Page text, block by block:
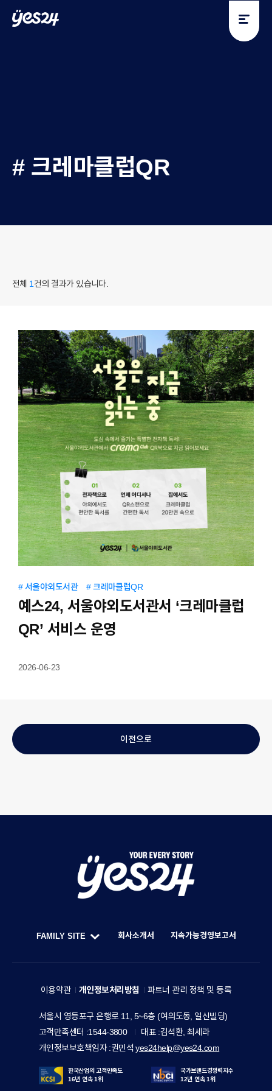
y
y
YES24 YES24 HISTORY 윤리경영 CI
BRAND
IR
MEDIA
STORY
# 크레마클럽QR
전체 1 건의 결과가 있습니다.
# 서울야외도서관 # 크레마클럽QR
예스24, 서울야외도서관서 ‘크레마클럽
QR’ 서비스 운영
2026-06-23
이전으로
Y
U
R
V
E
R
Y
S
T
FAMILY SITE
M
L
Y
S
I
예
24
홀
딩
스
지속가능경영보고서
회사소개서
이용약관 개인정보처리방침 파트너 관리 정책 및 등록
주
소
서울시 영등포구 은행로 11, 5~6층 (여의도동, 일신빌딩)
고객만족센터
1544-3800 대표 김석환, 최세라
개인정보보호책임자 권민석yes24help@yes24.com
한국산업의 고객만족도
16년 연속 1위
국가브랜드경쟁력지수
12년 연속 1위